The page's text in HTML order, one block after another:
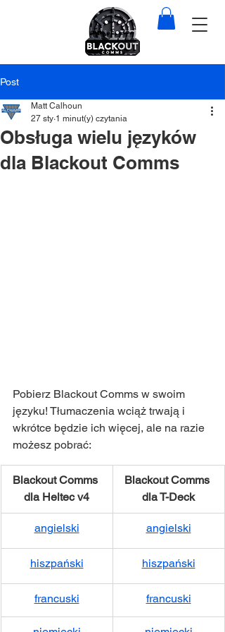
Post
Obsługa wielu języków
dla Blackout Comms
Matt Calhoun
27 sty 1 minut(y) czytania
Pobierz Blackout Comms w swoim
języku! Tłumaczenia wciąż trwają i
wkrótce będzie ich więcej, ale na razie
możesz pobrać:
Blackout Comms
dla Heltec v4
Blackout Comms
dla T-Deck
angielski angielski
hiszpański hiszpański
francuski francuski